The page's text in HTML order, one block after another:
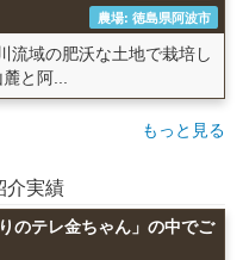
農場: 徳島県阿波市
域の肥沃な土地で栽培し
と阿...
もっと見る
介実績
のテレ金ちゃん」の中でご